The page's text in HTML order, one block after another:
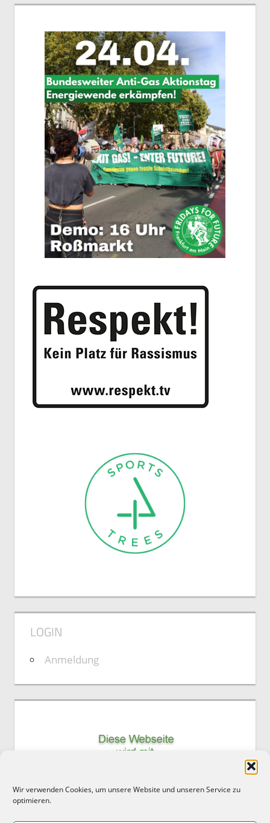
Wir verwenden Cookies, um unsere Website und unseren Service zu
optimieren.
LOGIN
Anmeldung